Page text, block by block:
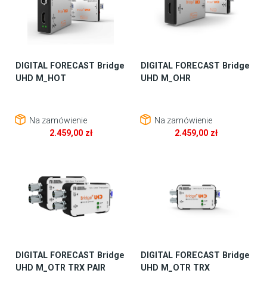
DIGITAL FORECAST Bridge
UHD M_HOT
Na zamówienie
2.459,00 zł
DIGITAL FORECAST Bridge
UHD M_OHR
Na zamówienie
2.459,00 zł
DIGITAL FORECAST Bridge
UHD M_OTR TRX PAIR
DIGITAL FORECAST Bridge
UHD M_OTR TRX